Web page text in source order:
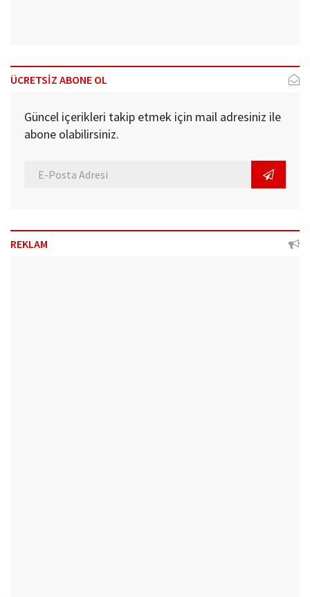
ÜCRETSİZ ABONE OL
Güncel içerikleri takip etmek için mail adresiniz ile
abone olabilirsiniz.
REKLAM